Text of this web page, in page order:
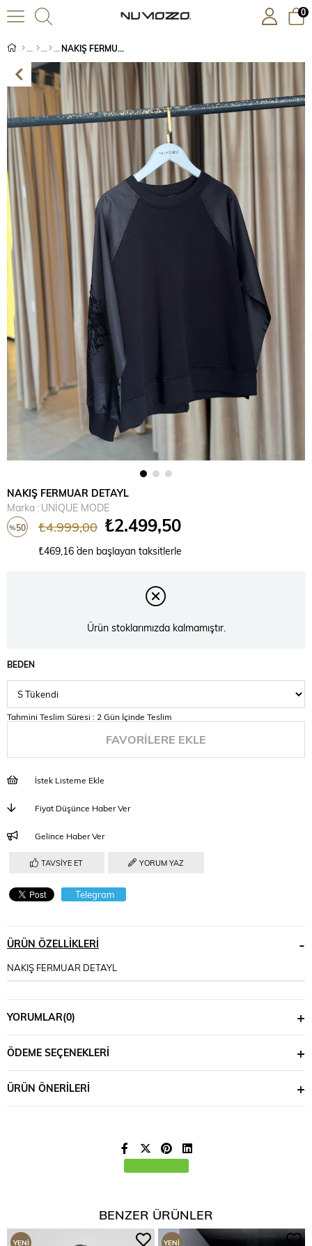
0
NAKIŞ FERMUAR DETAYL
NAKIŞ FERMUAR DETAYL
Marka : UNİQUE MODE
%50 ₺4.999,00 ₺2.499,50
₺469,16 `den başlayan taksitlerle
Ürün stoklarımızda kalmamıştır.
BEDEN
Tahmini Teslim Süresi : 2 Gün İçinde Teslim
FAVORILERE EKLE
İstek Listeme Ekle
Fiyat Düşünce Haber Ver
Gelince Haber Ver
TAVSIYE ET YORUM YAZ
Telegram
ÜRÜN ÖZELLIKLERI
NAKIŞ FERMUAR DETAYL
YORUMLAR(0)
ÖDEME SEÇENEKLERI
ÜRÜN ÖNERILERI
BENZER ÜRÜNLER
YENI YENI